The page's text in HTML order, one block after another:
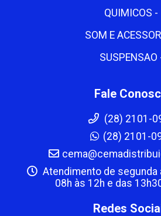
QUIMICOS -
SOM E
SUSPENSAO
Fale
(28) 2101-
(28) 2101-
Atendimento de
08h às 12h e das
Redes